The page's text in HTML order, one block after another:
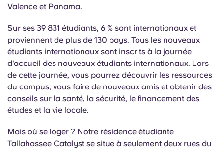
Valence et Panama.
Sur ses 39 831 étudiants, 6 % sont internationaux et
proviennent de plus de 130 pays. Tous les nouveaux
étudiants internationaux sont inscrits à la journée
d'accueil des nouveaux étudiants internationaux. Lors
de cette journée, vous pourrez découvrir les ressources
du campus, vous faire de nouveaux amis et obtenir des
conseils sur la santé, la sécurité, le financement des
études et la vie locale.
Mais où se loger ? Notre résidence étudiante
Tallahassee Catalyst se situe à seulement deux rues du